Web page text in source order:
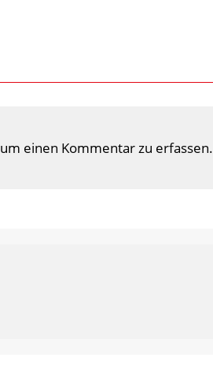
um einen Kommentar zu erfassen.